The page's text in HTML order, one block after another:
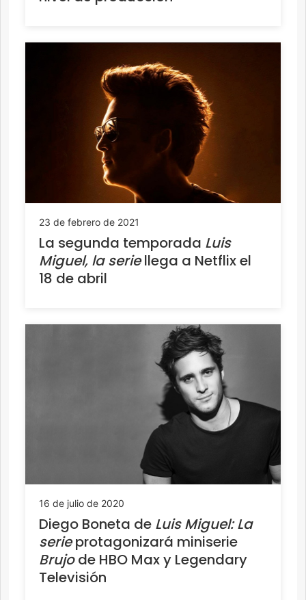
23 de febrero de 2021
La segunda temporada Luis
Miguel, la seriellega a Netflix el
18 de abril
16 de julio de 2020
Diego Boneta de Luis Miguel: La
serieprotagonizará miniserie
Brujode HBO Max y Legendary
Televisión